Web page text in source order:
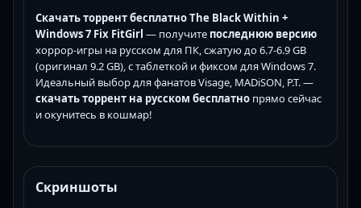
Скачать торрент бесплатно The Black Within +
Windows 7 Fix FitGirl — получите последнюю версию
хоррор-игры на русском для ПК, сжатую до 6.7-6.9 GB
(оригинал 9.2 GB), с таблеткой и фиксом для Windows 7.
Идеальный выбор для фанатов Visage, MADiSON, P.T. —
скачать торрент на русском бесплатно прямо сейчас
и окунитесь в кошмар!
Скриншоты